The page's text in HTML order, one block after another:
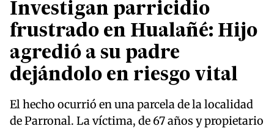
Investigan parricidio
frustrado en Hualañé: Hijo
agredió a su padre
dejándolo en riesgo vital
El hecho ocurrió en una parcela de la localidad
de Parronal. La víctima, de 67 años y propietario